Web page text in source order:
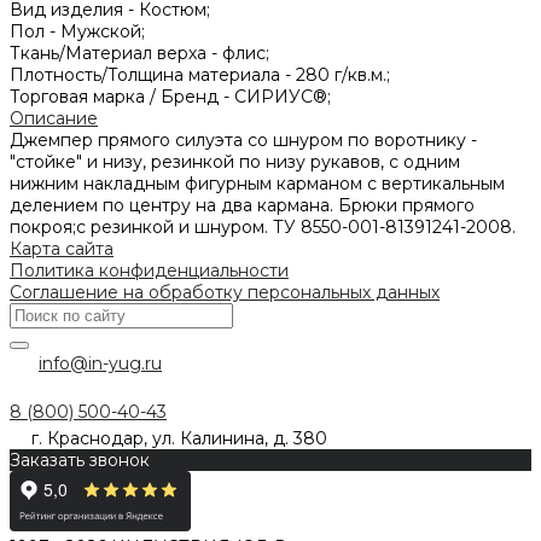
Вид изделия - Костюм;
Пол - Мужской;
Ткань/Материал верха - флис;
Плотность/Толщина материала - 280 г/кв.м.;
Торговая марка / Бренд - СИРИУС®;
Описание
Джемпер прямого силуэта со шнуром по воротнику -
"стойке" и низу, резинкой по низу рукавов, с одним
нижним накладным фигурным карманом с вертикальным
делением по центру на два кармана. Брюки прямого
покроя;с резинкой и шнуром. ТУ 8550-001-81391241-2008.
Карта сайта
Политика конфиденциальности
Соглашение на обработку персональных данных
info@in-yug.ru
8 (800) 500-40-43
г. Краснодар, ул. Калинина, д. 380
Заказать звонок